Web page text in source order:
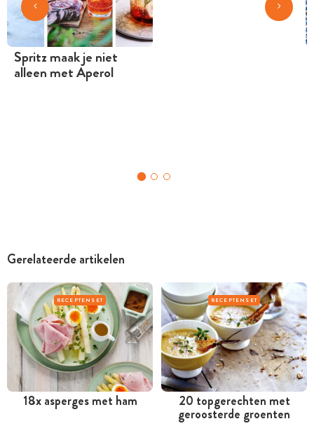
Spritz maak je niet
alleen met Aperol
Gerelateerde artikelen
RECEPTENSET
18x asperges met ham
RECEPTENSET
20 topgerechten met
geroosterde groenten